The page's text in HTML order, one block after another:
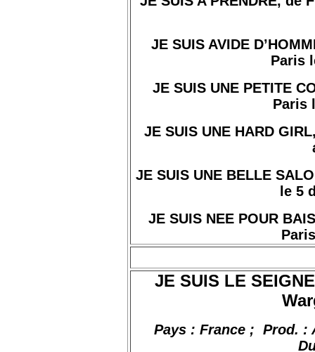
JE SUIS AVIDE
Paris
JE SUIS UNE PETITE
Paris
JE SUIS UNE HARD
JE SUIS UNE BELLE
le 5
JE SUIS NEE POUR
JE SUIS LE
Pays : France ; Prod. :